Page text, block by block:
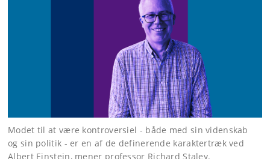
Modet til at være kontroversiel - både med sin videnskab
og sin politik - er en af de definerende karaktertræk ved
Albert Einstein, mener professor Richard Staley.